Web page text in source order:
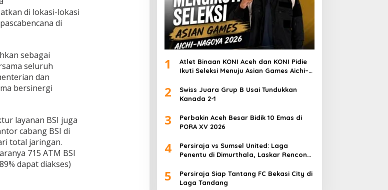
di lokasi-lokasi
di
sebagai
seluruh
dan
bersinergi
layanan BSI juga
cabang BSI di
total jaringan.
715 ATM BSI
dapat diakses)
1
Atlet Binaan KONI Aceh dan KONI Pidie
Ikuti Seleksi Menuju Asian Games Aichi–
2
Swiss Juara Grup B Usai Tundukkan
Kanada 2-1
3
Perbakin Aceh Besar Bidik 10 Emas di
PORA XV 2026
4
Persiraja vs Sumsel United: Laga
Penentu di Dimurthala, Laskar Rencong
5
Persiraja Siap Tantang FC Bekasi City di
Laga Tandang